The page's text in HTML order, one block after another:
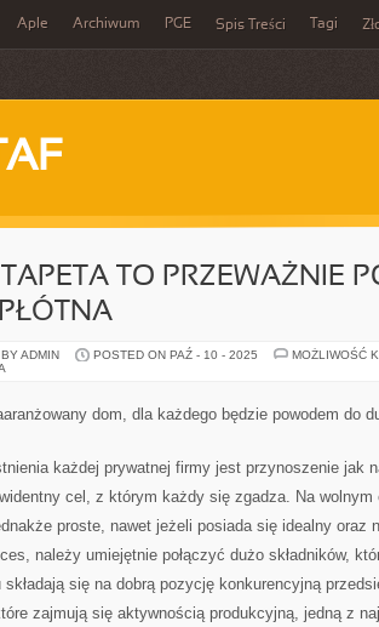
Aple Archiwum PGE Spis Treści Tagi
TO PRZEWAŻNIE
ADMIN POSTED ON PAŹ - 10 - 2025
MOŻLIWOŚĆ
dom, dla każdego będzie powodem do
każdej prywatnej firmy jest przynoszenie jak
cel, z którym każdy się zgadza. Na
proste, nawet jeżeli posiada się idealny oraz
należy umiejętnie połączyć dużo składników,
składają się na dobrą pozycję konkurencyjną
zajmują się aktywnością produkcyjną, jedną z